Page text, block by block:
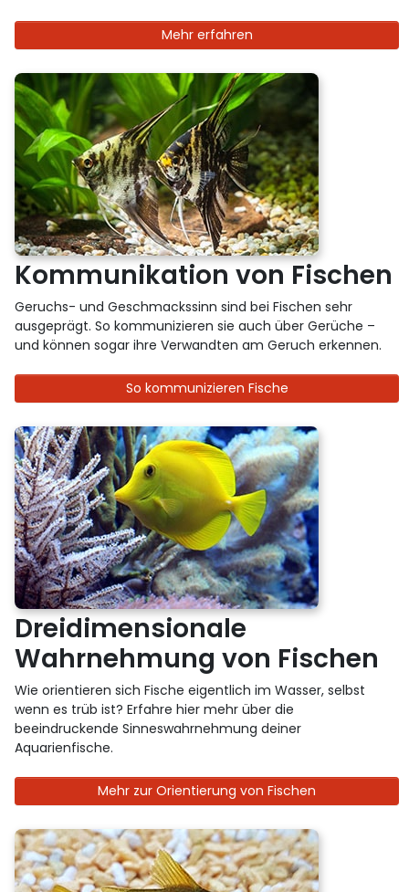
Mehr erfahren
Kommunikation von Fischen
Geruchs- und Geschmackssinn sind bei Fischen sehr
ausgeprägt. So kommunizieren sie auch über Gerüche –
und können sogar ihre Verwandten am Geruch erkennen.
So kommunizieren Fische
Dreidimensionale
Wahrnehmung von Fischen
Wie orientieren sich Fische eigentlich im Wasser, selbst
wenn es trüb ist? Erfahre hier mehr über die
beeindruckende Sinneswahrnehmung deiner
Aquarienfische.
Mehr zur Orientierung von Fischen